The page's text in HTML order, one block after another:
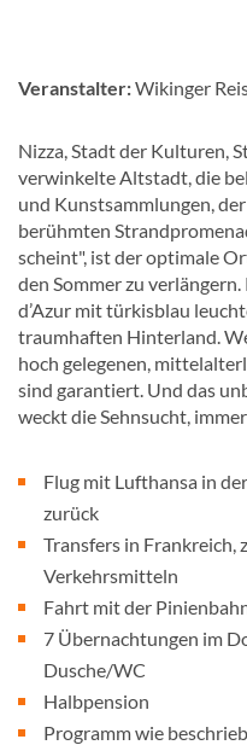
Veranstalter:Wikinger
Nizza, Stadt der Kulturen,
verwinkelte Altstadt, die
und Kunstsammlungen,
berühmten
scheint", ist der optimale
den Sommer zu
d’Azur mit türkisblau
traumhaften Hinterland.
hoch gelegenen,
sind garantiert. Und das
weckt die Sehnsucht,
Flug mit Lufthansa in
zurück
Transfers in Frankreich,
Verkehrsmitteln
Fahrt mit der
7 Übernachtungen im
Dusche/WC
Halbpension
Programm wie